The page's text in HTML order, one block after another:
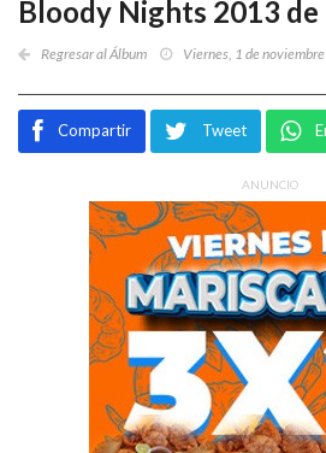
Bloody Nights 2013
Regresar al Álbum Viernes, 1 de
Compartir Tweet
ANUNCIO